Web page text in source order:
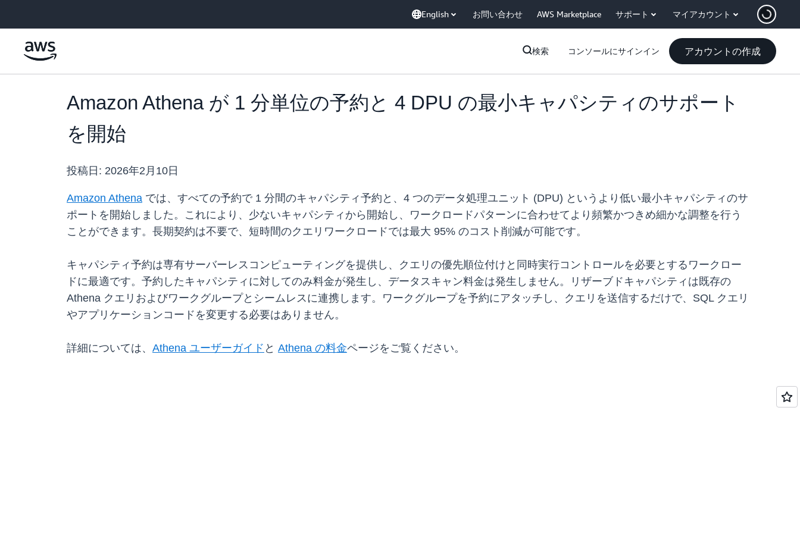
English お問い合わせ AWS Marketplace サポート マイアカウント
検索 コンソールにサインイン アカウントの作成
Amazon Athena が 1 分単位の予約と 4 DPU の最小キャパシティのサポート
を開始
投稿日: 2026年2月10日
Amazon Athena では、すべての予約で 1 分間のキャパシティ予約と、4 つのデータ処理ユニット (DPU) というより低い最小キャパシティのサ
ポートを開始しました。これにより、少ないキャパシティから開始し、ワークロードパターンに合わせてより頻繁かつきめ細かな調整を行う
ことができます。長期契約は不要で、短時間のクエリワークロードでは最大 95% のコスト削減が可能です。
キャパシティ予約は専有サーバーレスコンピューティングを提供し、クエリの優先順位付けと同時実行コントロールを必要とするワークロー
ドに最適です。予約したキャパシティに対してのみ料金が発生し、データスキャン料金は発生しません。リザーブドキャパシティは既存の
Athena クエリおよびワークグループとシームレスに連携します。ワークグループを予約にアタッチし、クエリを送信するだけで、SQL クエリ
やアプリケーションコードを変更する必要はありません。
詳細については、 Athena ユーザーガイド と Athena の料金ページをご覧ください。